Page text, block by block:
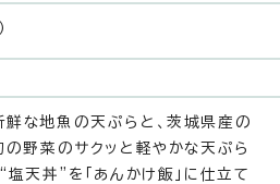
な地魚の天ぷらと、茨城県産の
の野菜のサクッと軽やかな天ぷら
天丼”を「あんかけ飯」に仕立て